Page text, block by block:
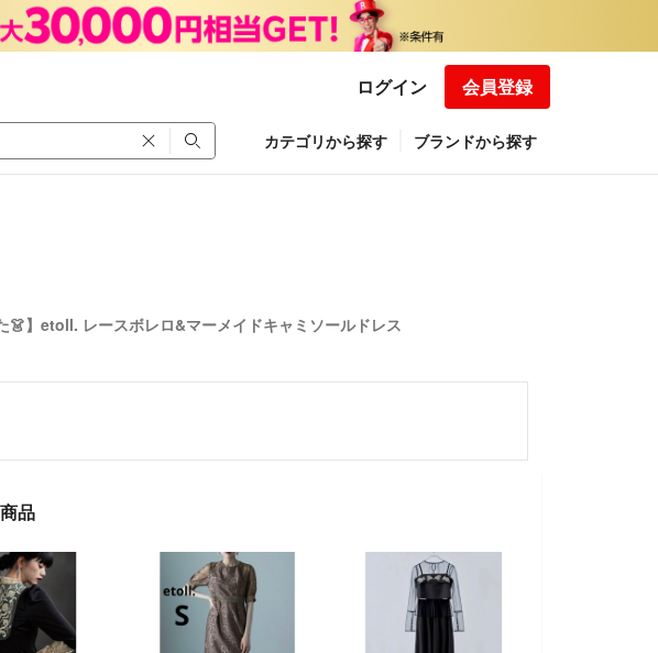
ログイン 会員登録
カテゴリから探す ブランドから探す
👗】etoll. レースボレロ&マーメイドキャミソールドレス
品